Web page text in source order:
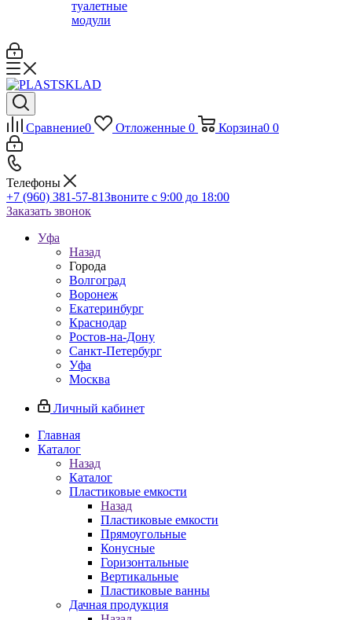
туалетные
модули
Сравнение0 Отложенные 0 Корзина0 0
Телефоны
+7 (960) 381-57-81Звоните с 9:00 до 18:00
Заказать звонок
Уфа
Назад
Города
Волгоград
Воронеж
Екатеринбург
Краснодар
Ростов-на-Дону
Санкт-Петербург
Уфа
Москва
Личный кабинет
Главная
Каталог
Назад
Каталог
Пластиковые емкости
Назад
Пластиковые емкости
Прямоугольные
Конусные
Горизонтальные
Вертикальные
Пластиковые ванны
Дачная продукция